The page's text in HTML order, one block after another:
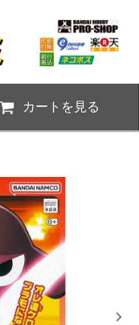
カートを見る